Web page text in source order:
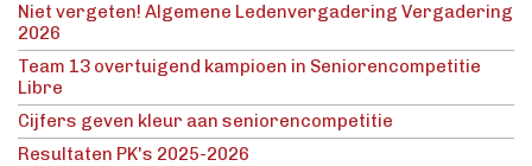
Niet vergeten! Algemene Ledenvergadering Vergadering
2026
Team 13 overtuigend kampioen in Seniorencompetitie
Libre
Cijfers geven kleur aan seniorencompetitie
Resultaten PK's 2025-2026